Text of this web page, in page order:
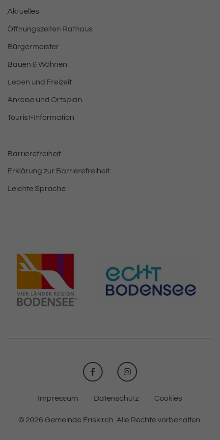
Aktuelles
Öffnungszeiten Rathaus
Bürgermeister
Bauen & Wohnen
Leben und Freizeit
Anreise und Ortsplan
Tourist-Information
Barrierefreiheit
Erklärung zur Barrierefreiheit
Leichte Sprache
FACEBOOKINSTAGRAM
Impressum Datenschutz Cookies
© 2026 Gemeinde Eriskirch. Alle Rechte vorbehalten.